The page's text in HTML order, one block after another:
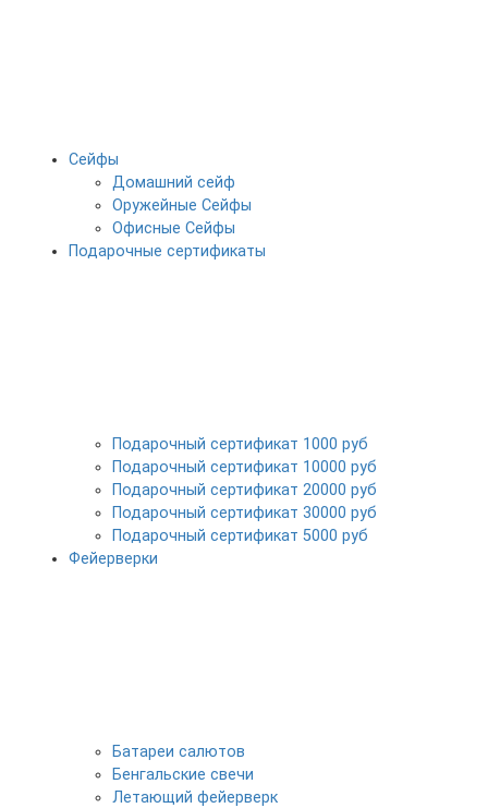
Сейфы
Домашний сейф
Оружейные Сейфы
Офисные Сейфы
Подарочные сертификаты
Подарочный сертификат 1000 руб
Подарочный сертификат 10000 руб
Подарочный сертификат 20000 руб
Подарочный сертификат 30000 руб
Подарочный сертификат 5000 руб
Фейерверки
Батареи салютов
Бенгальские свечи
Летающий фейерверк